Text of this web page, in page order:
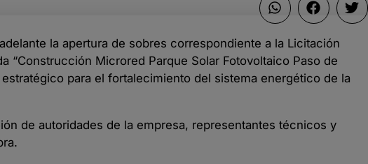
la apertura de sobres correspondiente a la Licitación
“Construcción Microred Parque Solar Fotovoltaico Paso de
para el fortalecimiento del sistema energético de la
de autoridades de la empresa, representantes técnicos y